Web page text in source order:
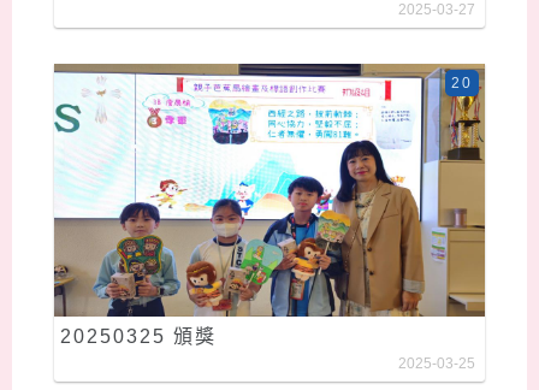
2025-03-27
20250325 頒獎
20
2025-03-25